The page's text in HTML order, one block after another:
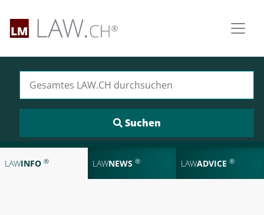
LAWINFO ® LAWNEWS ® LAWADVICE ®